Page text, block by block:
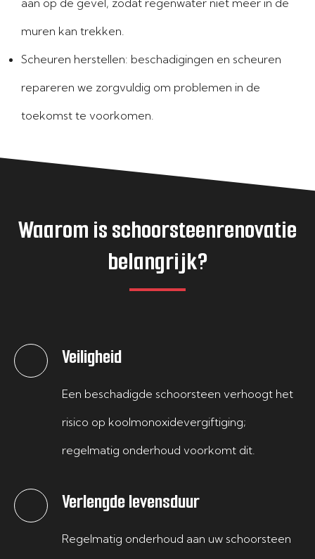
aan op de gevel, zodat regenwater niet meer in de
muren kan trekken.
Scheuren herstellen: beschadigingen en scheuren
repareren we zorgvuldig om problemen in de
toekomst te voorkomen.
Waarom is schoorsteenrenovatie
belangrijk?
Veiligheid
Een beschadigde schoorsteen verhoogt het
risico op koolmonoxidevergiftiging;
regelmatig onderhoud voorkomt dit.
Verlengde levensduur
Regelmatig onderhoud aan uw schoorsteen